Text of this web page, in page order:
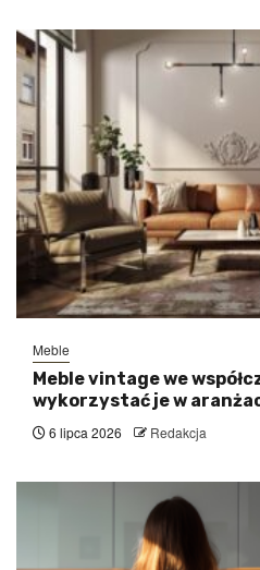
Meble
Meble vintage we
wykorzystać je w
6 lipca 2026 Redakcja